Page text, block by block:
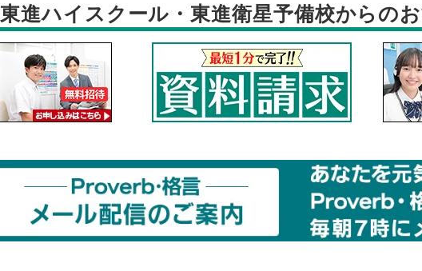
東進ハイスクール・東進衛星予備校からの